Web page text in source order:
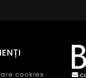
cookies